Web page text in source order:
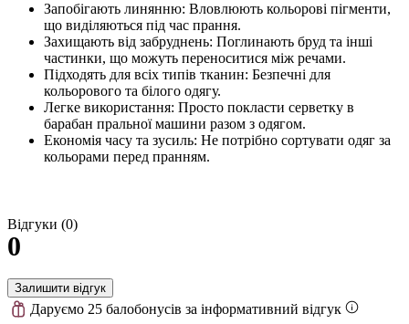
Запобігають линянню: Вловлюють кольорові пігменти,
що виділяються під час прання.
Захищають від забруднень: Поглинають бруд та інші
частинки, що можуть переноситися між речами.
Підходять для всіх типів тканин: Безпечні для
кольорового та білого одягу.
Легке використання: Просто покласти серветку в
барабан пральної машини разом з одягом.
Економія часу та зусиль: Не потрібно сортувати одяг за
кольорами перед пранням.
Відгуки (0)
0
Залишити відгук
Даруємо 25 балобонусів за інформативний відгук